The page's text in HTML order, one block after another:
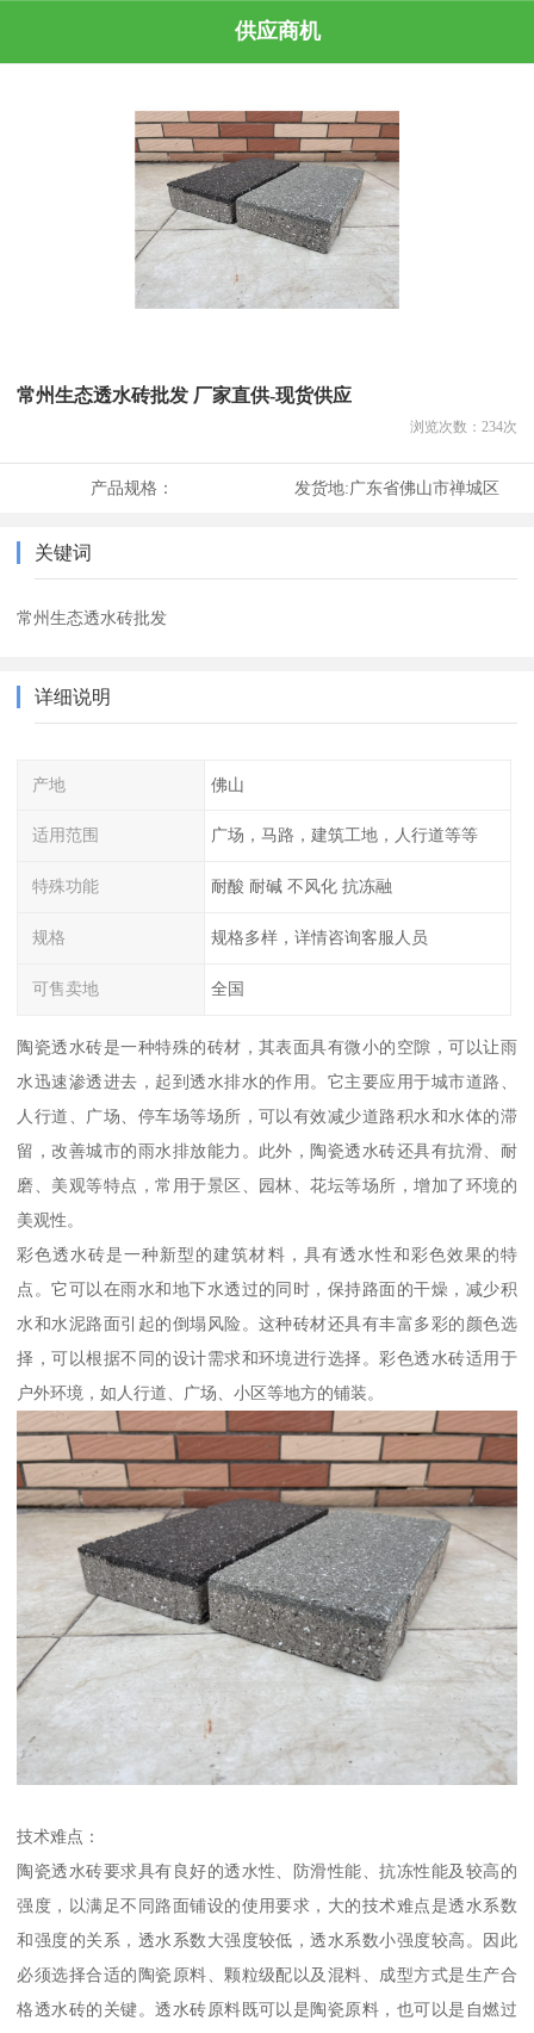
供应商机
常州生态透水砖批发 厂家直供-现货供应
浏览次数： 234次
产品规格： 发货地:广东省佛山市禅城区
关键词
常州生态透水砖批发
详细说明
产地 佛山
适用范围 广场，马路，建筑工地，人行道等等
特殊功能 耐酸 耐碱 不风化 抗冻融
规格 规格多样，详情咨询客服人员
可售卖地 全国
陶瓷透水砖是一种特殊的砖材，其表面具有微小的空隙，可以让雨
水迅速渗透进去，起到透水排水的作用。它主要应用于城市道路、
人行道、广场、停车场等场所，可以有效减少道路积水和水体的滞
留，改善城市的雨水排放能力。此外，陶瓷透水砖还具有抗滑、耐
磨、美观等特点，常用于景区、园林、花坛等场所，增加了环境的
美观性。
彩色透水砖是一种新型的建筑材料，具有透水性和彩色效果的特
点。它可以在雨水和地下水透过的同时，保持路面的干燥，减少积
水和水泥路面引起的倒塌风险。这种砖材还具有丰富多彩的颜色选
择，可以根据不同的设计需求和环境进行选择。彩色透水砖适用于
户外环境，如人行道、广场、小区等地方的铺装。
技术难点：
陶瓷透水砖要求具有良好的透水性、防滑性能、抗冻性能及较高的
强度，以满足不同路面铺设的使用要求，大的技术难点是透水系数
和强度的关系，透水系数大强度较低，透水系数小强度较高。因此
必须选择合适的陶瓷原料、颗粒级配以及混料、成型方式是生产合
格透水砖的关键。透水砖原料既可以是陶瓷原料，也可以是自燃过